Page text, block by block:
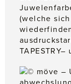
(welche
TAPESTRY–